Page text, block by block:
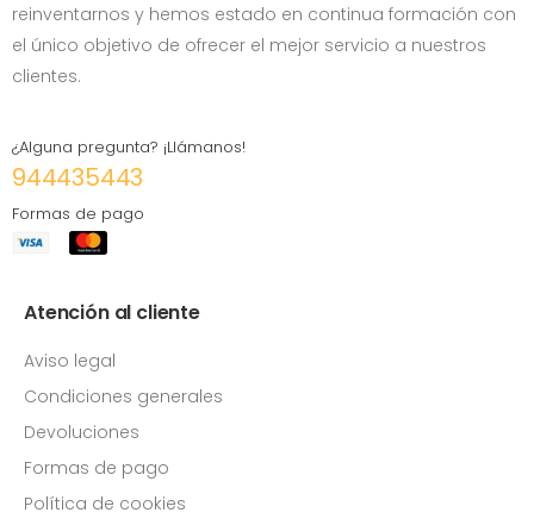
reinventarnos y hemos estado en continua formación con
el único objetivo de ofrecer el mejor servicio a nuestros
clientes.
¿Alguna pregunta? ¡Llámanos!
944435443
Formas de pago
Atención al cliente
Aviso legal
Condiciones generales
Devoluciones
Formas de pago
Política de cookies